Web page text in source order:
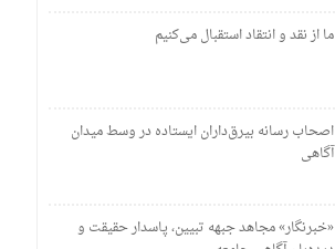
ما از نقد و انتقاد استقبال می‌کنیم
اصحاب رسانه بیرق‌داران ایستاده در وسط میدان
آگاهی
«خبرنگار» مجاهد جبهه تبیین، پاسدار حقیقت و